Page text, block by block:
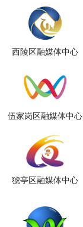
西陵区融媒体中心
伍家岗区融媒体中心
猇亭区融媒体中心